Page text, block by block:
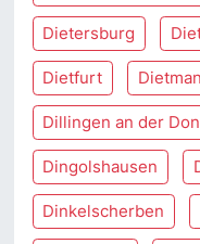
Dietersburg
Dietfurt
Dillingen an der
Dingolshausen
Dinkelscherben